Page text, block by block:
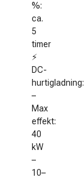
%:
ca.
5
timer
⚡
DC-
hurtigladning:
–
Max
effekt:
40
kW
–
10–